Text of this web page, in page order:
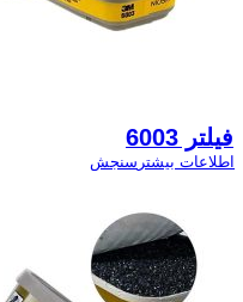
فیلتر 6003
اطلاعات بیشتر سنجش